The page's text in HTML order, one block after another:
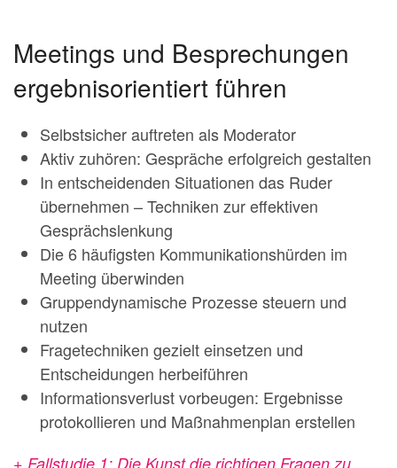
Meetings und Besprechungen
ergebnisorientiert führen
Selbstsicher auftreten als Moderator
Aktiv zuhören: Gespräche erfolgreich gestalten
In entscheidenden Situationen das Ruder
übernehmen – Techniken zur effektiven
Gesprächslenkung
Die 6 häufigsten Kommunikationshürden im
Meeting überwinden
Gruppendynamische Prozesse steuern und
nutzen
Fragetechniken gezielt einsetzen und
Entscheidungen herbeiführen
Informationsverlust vorbeugen: Ergebnisse
protokollieren und Maßnahmenplan erstellen
+ Fallstudie 1: Die Kunst die richtigen Fragen zu